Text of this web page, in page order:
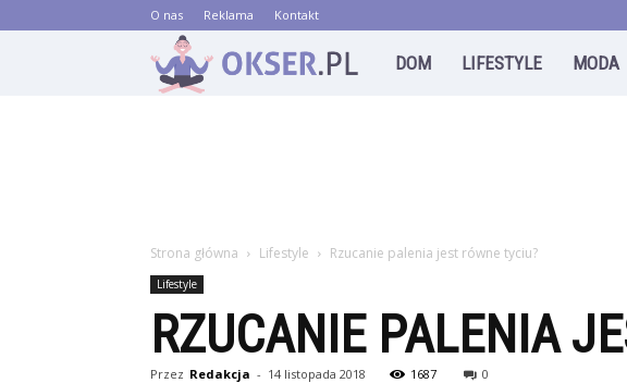
O nas Reklama Kontakt
Okser.pl
DOM LIFESTYLE MODA
Strona główna Lifestyle Rzucanie palenia jest równe tyciu?
Lifestyle
RZUCANIE PALENIA
Przez Redakcja - 14 listopada 2018 1687 0